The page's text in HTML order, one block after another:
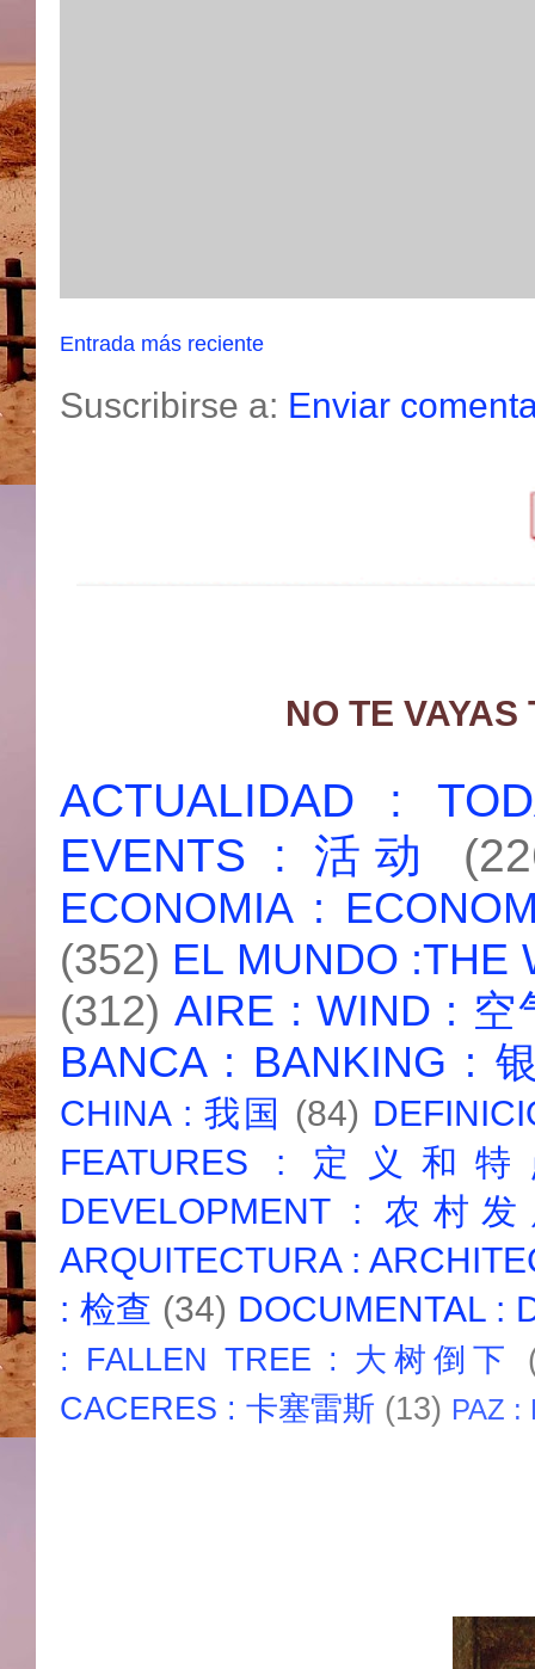
Entrada más reciente
Suscribirse a: Enviar
NO TE
ACTUALIDAD :
EVENTS : 活动
ECONOMIA :
(352) EL MUNDO :THE
(312) AIRE : WIND : 空
BANCA : BANKING :
CHINA : 我国 (84)
FEATURES : 定义和
DEVELOPMENT : 农村
ARQUITECTURA :
: 检查 (34) DOCUMENTAL :
: FALLEN TREE : 大树倒下
CACERES : 卡塞雷斯 (13) PAZ :